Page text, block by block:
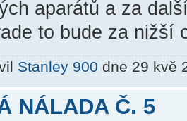
aparátů a za
to bude za nižší
Stanley 900 dne 29 kvě
NÁLADA Č. 5